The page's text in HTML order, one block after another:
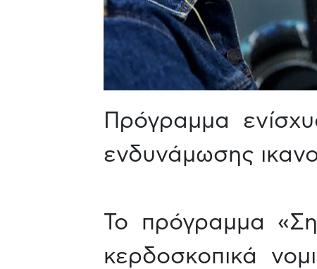
Πρόγραμμα
ενδυνάμωσης
Το πρόγραμμα
κερδοσκοπικά